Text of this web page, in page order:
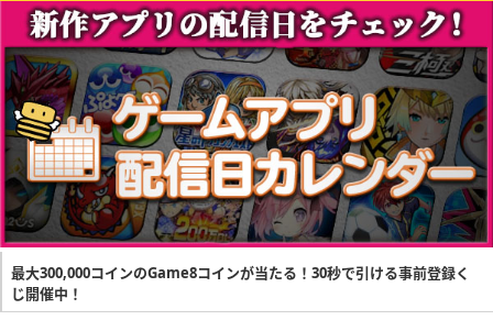
最大300,000コインのGame8コインが当たる！30秒で引ける事前登録く
じ開催中！